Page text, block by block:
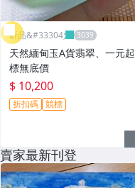
昕品&#33304;
天然緬甸玉A貨翡翠、一元起
標無底價
$ 10,200
折扣碼 競標
賣家最新刊登